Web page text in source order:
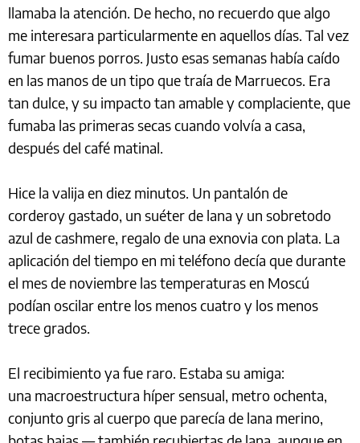
llamaba la atención. De hecho, no recuerdo que algo
me interesara particularmente en aquellos días. Tal vez
fumar buenos porros. Justo esas semanas había caído
en las manos de un tipo que traía de Marruecos. Era
tan dulce, y su impacto tan amable y complaciente, que
fumaba las primeras secas cuando volvía a casa,
después del café matinal.
Hice la valija en diez minutos. Un pantalón de
corderoy gastado, un suéter de lana y un sobretodo
azul de cashmere, regalo de una exnovia con plata. La
aplicación del tiempo en mi teléfono decía que durante
el mes de noviembre las temperaturas en Moscú
podían oscilar entre los menos cuatro y los menos
trece grados.
El recibimiento ya fue raro. Estaba su amiga:
una macroestructura híper sensual, metro ochenta,
conjunto gris al cuerpo que parecía de lana merino,